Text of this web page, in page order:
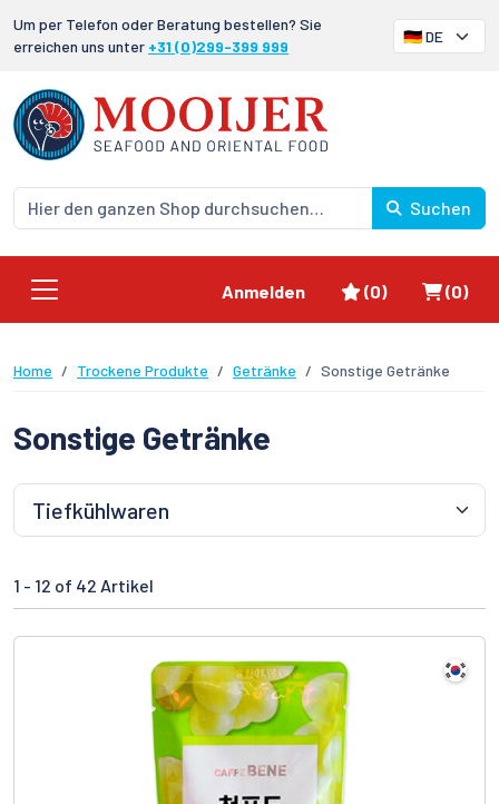
Um per Telefon oder Beratung bestellen? Sie
erreichen uns unter +31 (0)299-399 999
Suchen
Anmelden Favoriten
(0) (0)
Home Trockene Produkte Getränke Sonstige Getränke
Sonstige Getränke
1 - 12 of 42 Artikel